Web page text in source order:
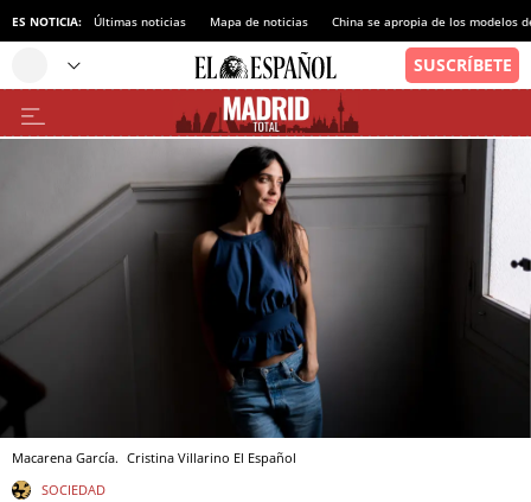
ES NOTICIA: Últimas noticias Mapa de noticias China se apropia de los modelos
Macarena García. Cristina Villarino El Español
SOCIEDAD